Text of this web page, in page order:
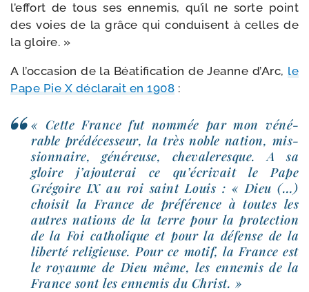
l’effort de tous ses enne­mis, qu’il ne sorte point
des voies de la grâce qui conduisent à celles de
la gloire. »
A l’occasion de la Béatification de Jeanne d’Arc, le
Pape Pie X décla­rait en 1908 :
« Cette France fut nom­mée par mon véné­
rable pré­dé­ces­seur, la très noble nation, mis­
sion­naire, géné­reuse, che­va­le­resque. A sa
gloire j’ajouterai ce qu’écrivait le Pape
Grégoire IX au roi saint Louis : « Dieu (…)
choi­sit la France de pré­fé­rence à toutes les
autres nations de la terre pour la pro­tec­tion
de la Foi catho­lique et pour la défense de la
liber­té reli­gieuse. Pour ce motif, la France est
le royaume de Dieu même, les enne­mis de la
France sont les enne­mis du Christ. »